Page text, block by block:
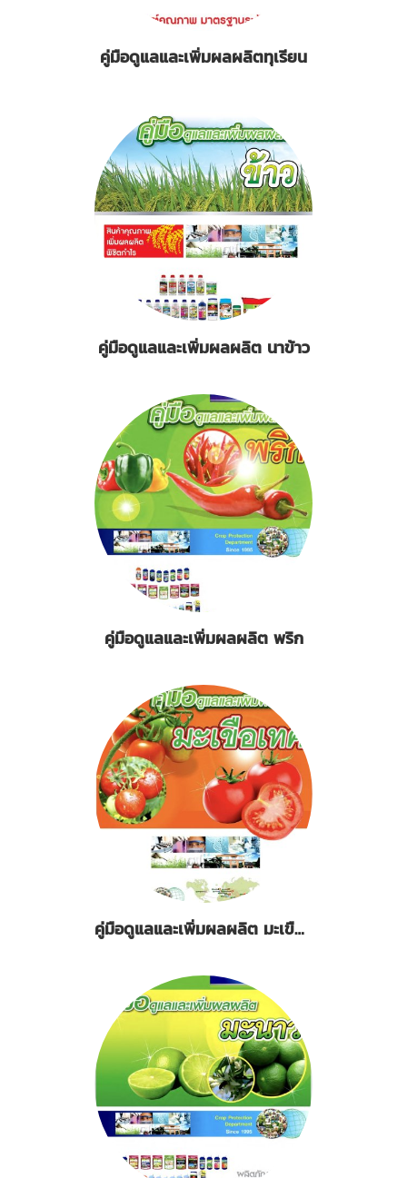
คู่มือดูแลและเพิ่มผลผลิตทุเรียน
คู่มือดูแลและเพิ่มผลผลิต นาข้าว
คู่มือดูแลและเพิ่มผลผลิต พริก
คู่มือดูแลและเพิ่มผลผลิต มะเขือเทศ